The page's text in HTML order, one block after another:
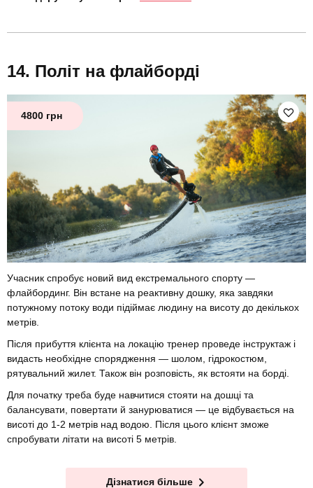
Політ на флайборді
4800 грн
Учасник спробує новий вид екстремального спорту —
флайбординг. Він встане на реактивну дошку, яка завдяки
потужному потоку води підіймає людину на висоту до декількох
метрів.
Після прибуття клієнта на локацію тренер проведе інструктаж і
видасть необхідне спорядження — шолом, гідрокостюм,
рятувальний жилет. Також він розповість, як встояти на борді.
Для початку треба буде навчитися стояти на дошці та
балансувати, повертати й занурюватися — це відбувається на
висоті до 1-2 метрів над водою. Після цього клієнт зможе
спробувати літати на висоті 5 метрів.
Дізнатися більше